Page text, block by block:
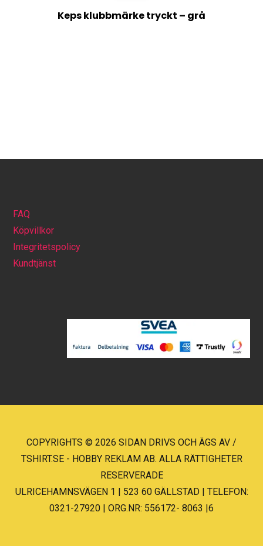
Keps klubbmärke tryckt – grå
FAQ
Köpvillkor
Integritetspolicy
Kundtjänst
COPYRIGHTS © 2026 SIDAN DRIVS OCH ÄGS AV /
TSHIRT.SE - HOBBY REKLAM AB. ALLA RÄTTIGHETER
RESERVERADE
ULRICEHAMNSVÄGEN 1 | 523 60 GÄLLSTAD | TELEFON:
0321-27920 | ORG.NR: 556172- 8063 |6